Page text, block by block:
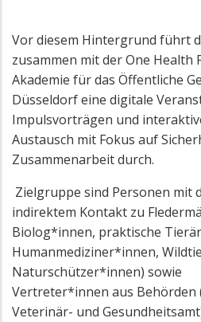
Vor diesem Hintergrund führt
zusammen mit der One Health
Akademie für das Öffentliche
Düsseldorf eine digitale
Impulsvorträgen und
Austausch mit Fokus auf
Zusammenarbeit durch.
Zielgruppe sind Personen mit
indirektem Kontakt zu
Biolog*innen, praktische
Humanmediziner*innen,
Naturschützer*innen) sowie
Vertreter*innen aus Behörden
Veterinär- und